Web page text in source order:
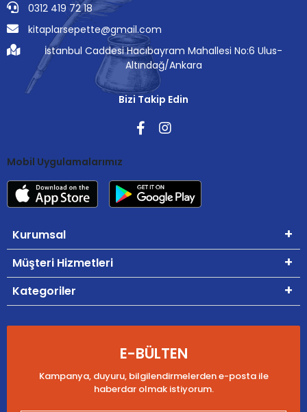
0312 419 72 18
kitaplarsepette@gmail.com
İstanbul Caddesi Hacıbayram Mahallesi No:6 Ulus-
Altındağ/Ankara
Bizi Takip Edin
Mobil Uygulamalarımız
Kurumsal
Müşteri Hizmetleri
Kategoriler
E-BÜLTEN
Kampanya, duyuru, bilgilendirmelerden e-posta ile
haberdar olmak istiyorum.